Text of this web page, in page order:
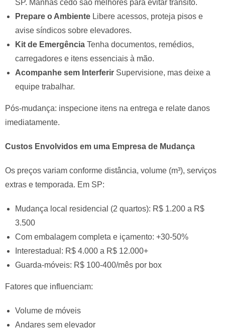
SP. Manhãs cedo são melhores para evitar trânsito.
Prepare o Ambiente Libere acessos, proteja pisos e
avise síndicos sobre elevadores.
Kit de Emergência Tenha documentos, remédios,
carregadores e itens essenciais à mão.
Acompanhe sem Interferir Supervisione, mas deixe a
equipe trabalhar.
Pós-mudança: inspecione itens na entrega e relate danos
imediatamente.
Custos Envolvidos em uma Empresa de Mudança
Os preços variam conforme distância, volume (m³), serviços
extras e temporada. Em SP:
Mudança local residencial (2 quartos): R$ 1.200 a R$
3.500
Com embalagem completa e içamento: +30-50%
Interestadual: R$ 4.000 a R$ 12.000+
Guarda-móveis: R$ 100-400/mês por box
Fatores que influenciam:
Volume de móveis
Andares sem elevador